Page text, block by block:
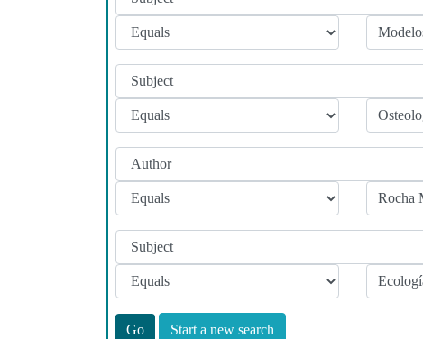
Start a new search